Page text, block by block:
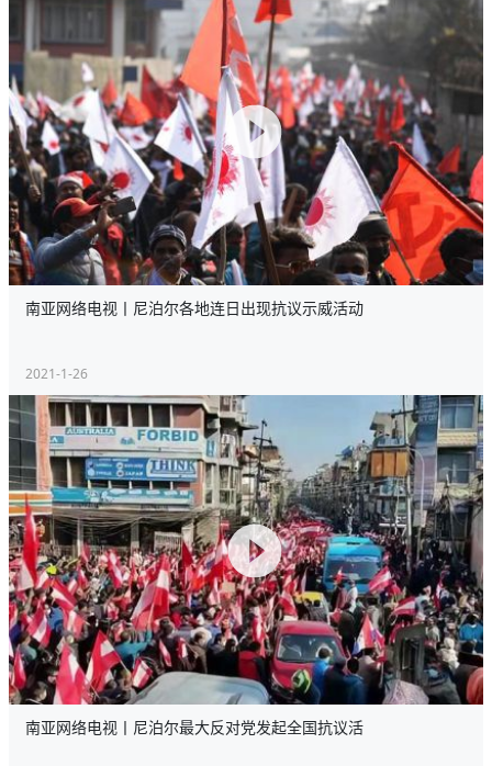
南亚网络电视丨尼泊尔各地连日出现抗议示威活动
2021-1-26
南亚网络电视丨尼泊尔最大反对党发起全国抗议活